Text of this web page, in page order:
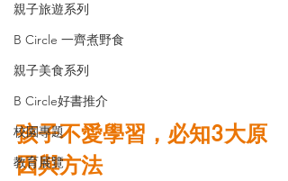
親子旅遊系列
B Circle 一齊煮野食
親子美食系列
B Circle好書推介
校園專題
教育展覽
孩子不愛學習，必知3大原
因與方法